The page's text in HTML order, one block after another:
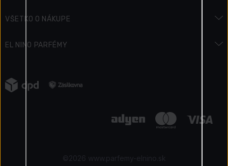
Sviatky & Akcie
Ako získavame recenzie
VŠETKO O NÁKUPE
Vrátenie
Reklamácia tovaru
EL NINO PARFÉMY
Napísali o nás
©2026 www.parfemy-elnino.sk